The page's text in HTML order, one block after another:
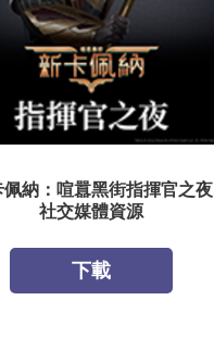
納：喧囂黑街指揮官之夜
社交媒體資源
下載